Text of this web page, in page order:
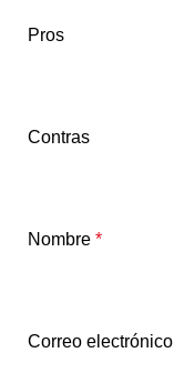
Pros
Contras
Nombre *
Correo electrónico